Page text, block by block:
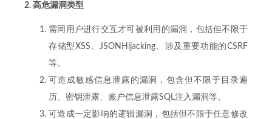
2. 高危漏洞类型
需同用户进行交互才可被利用的漏洞，包括但不限于
存储型XSS、JSONHijacking、涉及重要功能的CSRF
等。
可造成敏感信息泄露的漏洞，包含但不限于目录遍
历、密钥泄露、账户信息泄露SQL注入漏洞等。
可造成一定影响的逻辑漏洞，包括但不限于任意修改